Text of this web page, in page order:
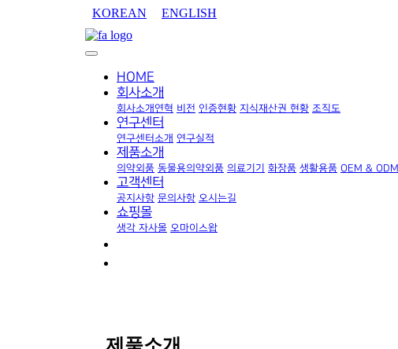
KOREAN ENGLISH
HOME
회사소개
회사소개연혁 비전 인증현황 지식재산권 현황 조직도
연구센터
연구센터소개 연구실적
제품소개
의약외품 동물용의약외품 의료기기 화장품 생활용품 OEM & ODM
고객센터
공지사항 문의사항 오시는길
쇼핑몰
생각 자사몰 오마이스왑